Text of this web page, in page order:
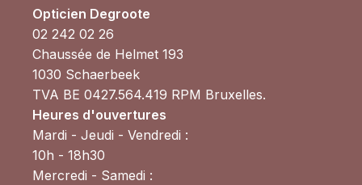
Opticien Degroote
02 242 02 26
Chaussée de Helmet 193
1030 Schaerbeek
TVA BE 0427.564.419 RPM Bruxelles.
Heures d'ouvertures
Mardi - Jeudi - Vendredi :
10h - 18h30
Mercredi - Samedi :